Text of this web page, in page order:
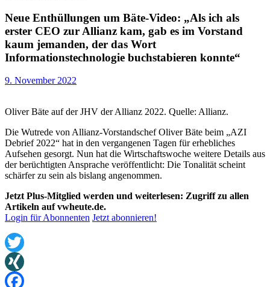
Neue Enthüllungen um Bäte-Video: „Als ich als
erster CEO zur Allianz kam, gab es im Vorstand
kaum jemanden, der das Wort
Informationstechnologie buchstabieren konnte“
9. November 2022
Oliver Bäte auf der JHV der Allianz 2022. Quelle: Allianz.
Die Wutrede von Allianz-Vorstandschef Oliver Bäte beim „AZI
Debrief 2022“ hat in den vergangenen Tagen für erhebliches
Aufsehen gesorgt. Nun hat die Wirtschaftswoche weitere Details aus
der berüchtigten Ansprache veröffentlicht: Die Tonalität scheint
schärfer zu sein als bislang angenommen.
Jetzt Plus-Mitglied werden und weiterlesen: Zugriff zu allen
Artikeln auf vwheute.de.
Login für Abonnenten Jetzt abonnieren!
Twitter
XING